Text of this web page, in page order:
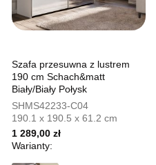
Szafa przesuwna z lustrem
190 cm Schach&matt
Biały/Biały Połysk
SHMS42233-C04
190.1 x 190.5 x 61.2 cm
1 289,00 zł
Warianty: